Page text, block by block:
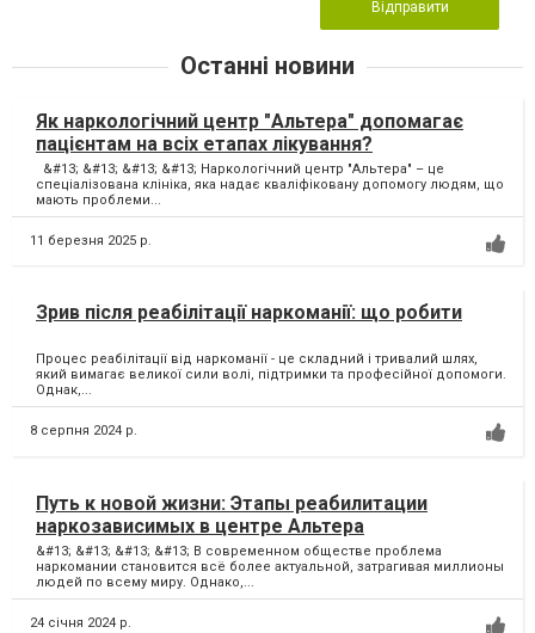
Відправити
Останні новини
Як наркологічний центр "Альтера" допомагає
пацієнтам на всіх етапах лікування?
&#13; &#13; &#13; &#13; Наркологічний центр "Альтера" – це
спеціалізована клініка, яка надає кваліфіковану допомогу людям, що
мають проблеми...
11 березня 2025 р.
Зрив після реабілітації наркоманії: що робити
Процес реабілітації від наркоманії - це складний і тривалий шлях,
який вимагає великої сили волі, підтримки та професійної допомоги.
Однак,...
8 серпня 2024 р.
Путь к новой жизни: Этапы реабилитации
наркозависимых в центре Альтера
&#13; &#13; &#13; &#13; В современном обществе проблема
наркомании становится всё более актуальной, затрагивая миллионы
людей по всему миру. Однако,...
24 січня 2024 р.